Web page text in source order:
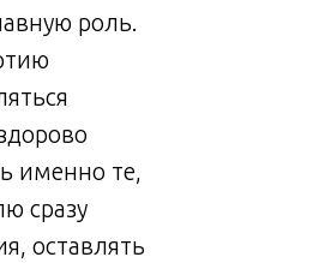
роль.
именно те,
сразу
оставлять